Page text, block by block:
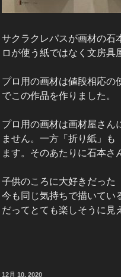
サクラクレパスが画材の石
ロが使う紙ではなく文房具
プロ用の画材は値段相応の
でこの作品を作りました。
プロ用の画材は画材屋さん
ません。一方「折り紙」も
ます。そのあたりに石本さ
子供のころに大好きだった
今も同じ気持ちで描いてい
だってとても楽しそうに見
投
12月 10, 2020